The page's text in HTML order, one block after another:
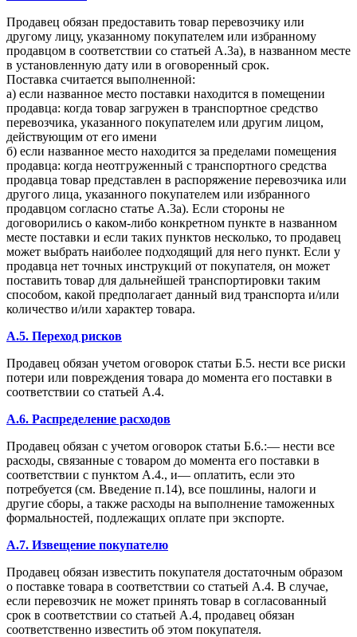
Продавец обязан предоставить товар перевозчику или
другому лицу, указанному покупателем или избранному
продавцом в соответствии со статьей А.3а), в названном месте
в установленную дату или в оговоренный срок.
Поставка считается выполненной:
а) если названное место поставки находится в помещении
продавца: когда товар загружен в транспортное средство
перевозчика, указанного покупателем или другим лицом,
действующим от его имени
б) если названное место находится за пределами помещения
продавца: когда неотгруженный с транспортного средства
продавца товар представлен в распоряжение перевозчика или
другого лица, указанного покупателем или избранного
продавцом согласно статье А.3а). Если стороны не
договорились о каком-либо конкретном пункте в названном
месте поставки и если таких пунктов несколько, то продавец
может выбрать наиболее подходящий для него пункт. Если у
продавца нет точных инструкций от покупателя, он может
поставить товар для дальнейшей транспортировки таким
способом, какой предполагает данный вид транспорта и/или
количество и/или характер товара.
A.5. Переход рисков
Продавец обязан учетом оговорок статьи Б.5. нести все риски
потери или повреждения товара до момента его поставки в
соответствии со статьей А.4.
A.6. Распределение расходов
Продавец обязан с учетом оговорок статьи Б.6.:— нести все
расходы, связанные с товаром до момента его поставки в
соответствии с пунктом А.4., и— оплатить, если это
потребуется (см. Введение п.14), все пошлины, налоги и
другие сборы, а также расходы на выполнение таможенных
формальностей, подлежащих оплате при экспорте.
A.7. Извещение покупателю
Продавец обязан известить покупателя достаточным образом
о поставке товара в соответствии со статьей А.4. В случае,
если перевозчик не может принять товар в согласованный
срок в соответствии со статьей А.4, продавец обязан
соответственно известить об этом покупателя.